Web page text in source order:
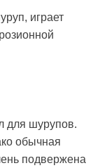
играет
для шурупов.
обычная
подвержена